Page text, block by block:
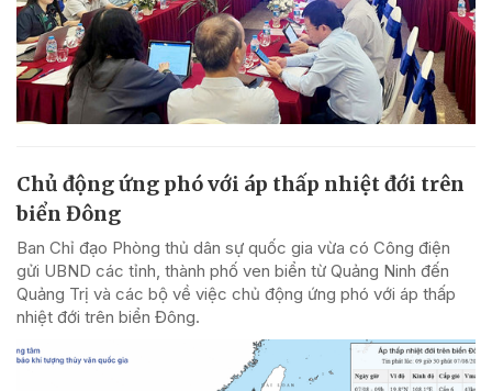
Chủ động ứng phó với áp thấp nhiệt đới trên
biển Đông
Ban Chỉ đạo Phòng thủ dân sự quốc gia vừa có Công điện
gửi UBND các tỉnh, thành phố ven biển từ Quảng Ninh đến
Quảng Trị và các bộ về việc chủ động ứng phó với áp thấp
nhiệt đới trên biển Đông.